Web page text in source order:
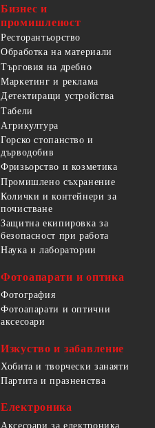
Бизнес и
промишленост
Ресторантьорство
Обработка на материали
Търговия на дребно
Маркетинг и реклама
Детектиращи устройства
Табели
Агрикултура
Горско стопанство и
дърводобив
Фризьорство и козметика
Промишлено съхранение
Колички и контейнери за
почистване
Защитна екипировка за
безопасност при работа
Наука и лаборатории
Фотоапарати и оптика
Фотография
Фотоапарати и оптични
аксесоари
Изкуство и забавление
Хобита и творчески занаяти
Партита и празненства
Електроника
Аксесоари за електроника